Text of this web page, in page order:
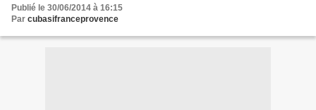
Publié le 30/06/2014 à 16:15
Par cubasifranceprovence